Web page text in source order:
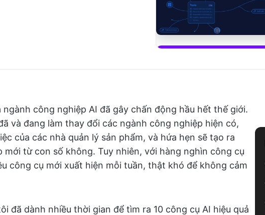
công nghiệp AI đã gây chấn động hầu hết thế giới.
và đang làm thay đổi các ngành công nghiệp hiện có,
của các nhà quản lý sản phẩm, và hứa hẹn sẽ tạo ra
mới từ con số không. Tuy nhiên, với hàng nghìn công cụ
công cụ mới xuất hiện mỗi tuần, thật khó để không cảm
đã dành nhiều thời gian để tìm ra 10 công cụ AI hiệu quả